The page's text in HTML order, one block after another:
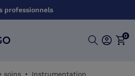
professionnels
0
soins
Instrumentation